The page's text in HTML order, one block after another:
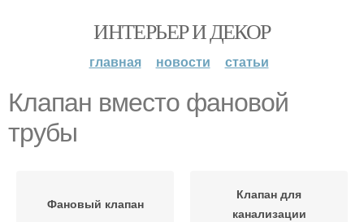
ИНТЕРЬЕР И ДЕКОР
главная новости статьи
Клапан вместо фановой
трубы
Фановый клапан
Клапан для
канализации